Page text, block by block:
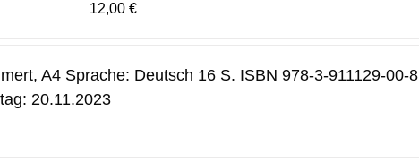
12,00€
A4 Sprache: Deutsch 16 S. ISBN 978-3-911129-00-8
20.11.2023